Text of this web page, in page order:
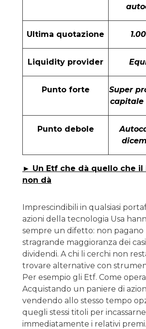
Ultima quotazione
Liquidity provider
Punto forte
Super
capitale
Punto debole
► Un Etf che dà quello che il
non dà
Imprescindibili in qualsiasi
azioni della tecnologia Usa
sempre un difetto: non pagano
stragrande maggioranza dei
dividendi. A chi li cerchi non
trovare alternative con
Per esempio gli Etf. Come
Acquistando un paniere di
vendendo allo stesso tempo
quegli stessi titoli per incassarne
immediatamente i relativi